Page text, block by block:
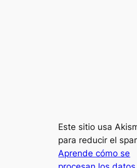
Este sitio usa
para reducir el
Aprende cómo se